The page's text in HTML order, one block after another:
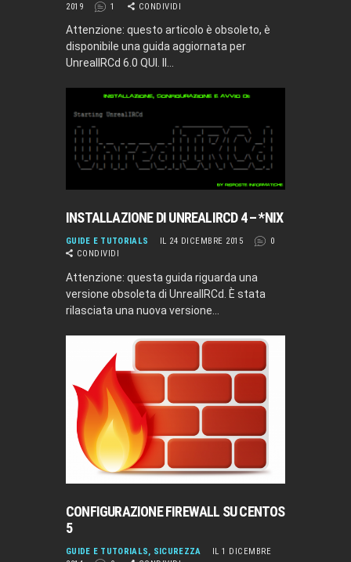
2019
1 CONDIVIDI
Attenzione: questo articolo è obsoleto, è
disponibile una guida aggiornata per
UnrealIRCd 6.0 QUI. Il…
INSTALLAZIONE DI UNREALIRCD 4 – *NIX
GUIDE E TUTORIALS IL 24 DICEMBRE 2015
0
CONDIVIDI
Attenzione: questa guida riguarda una
versione obsoleta di UnrealIRCd. È stata
rilasciata una nuova versione…
CONFIGURAZIONE FIREWALL SU CENTOS
5
GUIDE E TUTORIALS, SICUREZZA
IL 1 DICEMBRE